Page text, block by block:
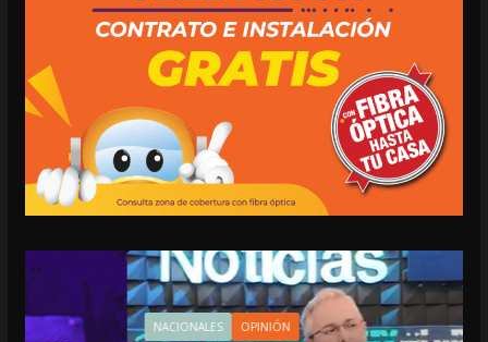
NACIONALES OPINIÓN